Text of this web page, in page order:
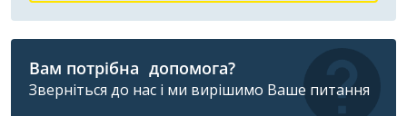
Вам потрібна допомога?
Зверніться до нас і ми вирішимо Ваше питання